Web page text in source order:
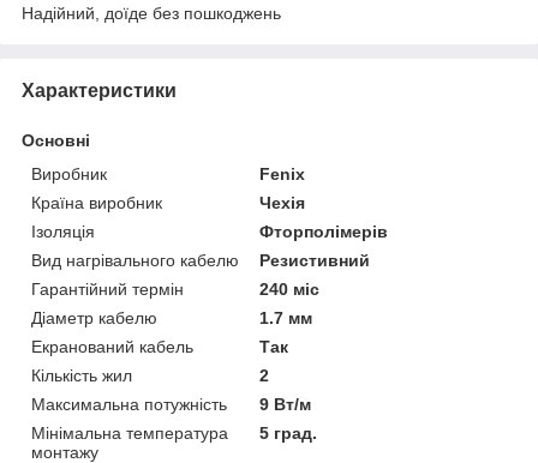
Надійний, доїде без пошкоджень
Характеристики
Основні
Виробник
Fenix
Країна виробник
Чехія
Ізоляція
Фторполімерів
Вид нагрівального кабелю
Резистивний
Гарантійний термін
240 міс
Діаметр кабелю
1.7 мм
Екранований кабель
Так
Кількість жил
2
Максимальна потужність
9 Вт/м
Мінімальна температура
монтажу
5 град.